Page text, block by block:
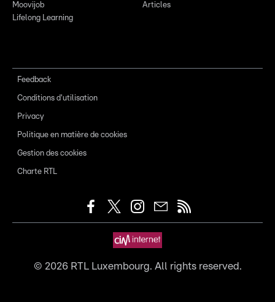
Moovijob
Lifelong Learning
Articles
Feedback
Conditions d'utilisation
Privacy
Politique en matière de cookies
Gestion des cookies
Charte RTL
© 2026RTL Luxembourg. All rights reserved.